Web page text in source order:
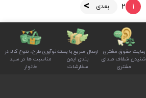
1
2 بعدی
رعایت حقوق مشتری
شنیدن شفاف صدای
مشتری
ارسال سریع با بسته
بندی ایمن
سفارشات
نوآوری طرح، تنوع کالا در
مناسبت ها در سبد
خانوار